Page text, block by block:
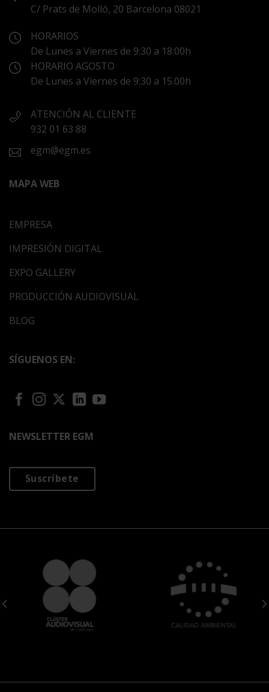
C/ Prats de Molló, 20 Barcelona 08021
HORARIOS
De Lunes a Viernes de 9:30 a 18:00h
HORARIO AGOSTO
De Lunes a Viernes de 9:30 a 15.00h
ATENCIÓN AL CLIENTE
932 01 63 88
egm@egm.es
MAPA WEB
EMPRESA
IMPRESIÓN DIGITAL
EXPO GALLERY
PRODUCCIÓN AUDIOVISUAL
BLOG
SÍGUENOS EN:
NEWSLETTER EGM
Suscríbete